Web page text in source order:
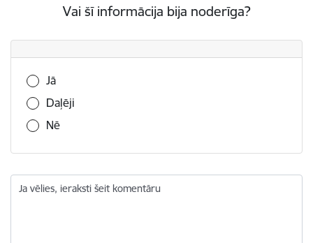
Vai šī informācija bija noderīga?
Vai šī informācija bija noderīga?
Jā
Daļēji
Nē
Ja vēlies, ieraksti šeit komentāru